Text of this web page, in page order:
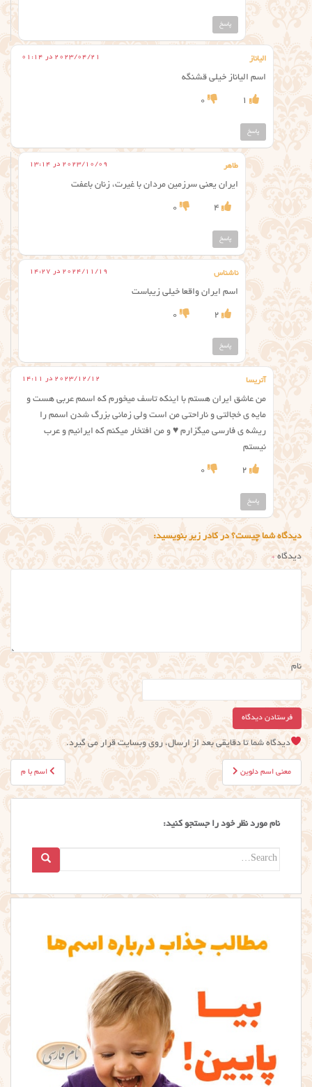
پاسخ
الياناز 2023/04/21 در 01:14
اسم الياناز خیلی قشنگه
1
0
پاسخ
طاهر 2023/10/09 در 13:14
ایران یعنی سرزمین مردان با غیرت، زنان باعفت
4
0
پاسخ
ناشناس 2024/11/19 در 14:27
اسم ایران واقعا خیلی زیباست
2
0
پاسخ
آتریسا 2023/12/12 در 14:11
من عاشق ایران هستم با اینکه تاسف میخورم که اسمم عربی هست و
مایه ی خجالتی و ناراحتی من است ولی زمانی بزرگ شدن اسمم را
ریشه ی فارسی میگزارم ⁦♥️⁩ و من افتخار میکنم که ایرانیم و عرب
نیستم
2
0
پاسخ
دیدگاه شما چیست؟ در کادر زیر بنویسید:
دیدگاه*
نام
دیدگاه شما تا دقایقی بعد از ارسال، روی وبسایت قرار می گیرد.
راهبری
نوشته
اسم با م معنی اسم دلوین
نام مورد نظر خود را جستجو کنید:
Search